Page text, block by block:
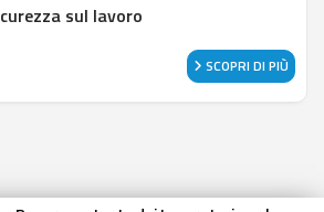
sul lavoro
SCOPRI DI PIÙ